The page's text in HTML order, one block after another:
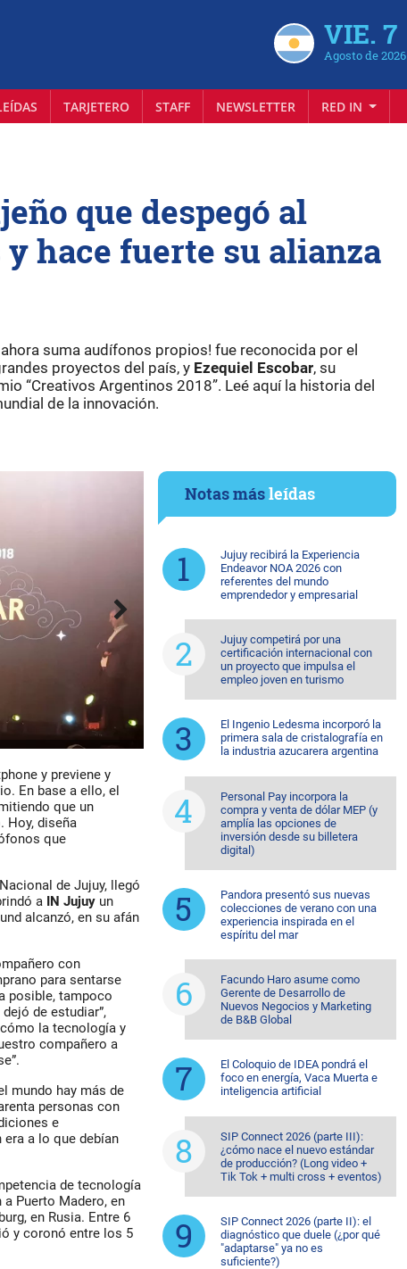
VIE. 7
Agosto de 2026
TARJETERO STAFF NEWSLETTER RED IN
que despegó al
hace fuerte su alianza
suma audífonos propios! fue reconocida por el
proyectos del país, y Ezequiel Escobar, su
“Creativos Argentinos 2018”. Leé aquí la historia del
de la innovación.
y previene y
En base a ello, el
que un
Hoy, diseña
que
de Jujuy, llegó
a IN Jujuy un
alcanzó, en su afán
con
para sentarse
posible, tampoco
de estudiar”,
la tecnología y
compañero a
mundo hay más de
personas con
e
a lo que debían
de tecnología
Puerto Madero, en
en Rusia. Entre 6
y coronó entre los 5
Notas másleídas
Jujuy recibirá la Experiencia
Endeavor NOA 2026 con
referentes del mundo
emprendedor y empresarial
Jujuy competirá por una
certificación internacional con
un proyecto que impulsa el
empleo joven en turismo
El Ingenio Ledesma incorporó la
primera sala de cristalografía en
la industria azucarera argentina
Personal Pay incorpora la
compra y venta de dólar MEP (y
amplía las opciones de
inversión desde su billetera
digital)
Pandora presentó sus nuevas
colecciones de verano con una
experiencia inspirada en el
espíritu del mar
Facundo Haro asume como
Gerente de Desarrollo de
Nuevos Negocios y Marketing
de B&B Global
El Coloquio de IDEA pondrá el
foco en energía, Vaca Muerta e
inteligencia artificial
SIP Connect 2026 (parte III):
¿cómo nace el nuevo estándar
de producción? (Long video +
Tik Tok + multi cross + eventos)
SIP Connect 2026 (parte II): el
diagnóstico que duele (¿por qué
"adaptarse" ya no es
suficiente?)